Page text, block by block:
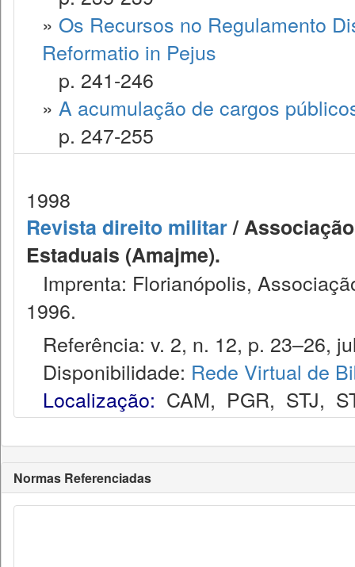
» Os Recursos no Regulamento
Reformatio in Pejus
p. 241-246
» A acumulação de cargos
p. 247-255
1998
Revista direito militar/
Estaduais (Amajme).
Imprenta: Florianópolis,
1996.
Referência: v. 2, n. 12, p. 23–26,
Disponibilidade: Rede Virtual de
Localização: CAM, PGR, STJ,
Normas Referenciadas